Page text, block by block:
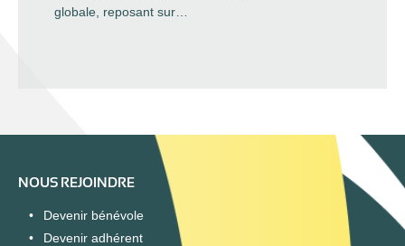
globale, reposant sur…
NOUS REJOINDRE
Devenir bénévole
Devenir adhérent